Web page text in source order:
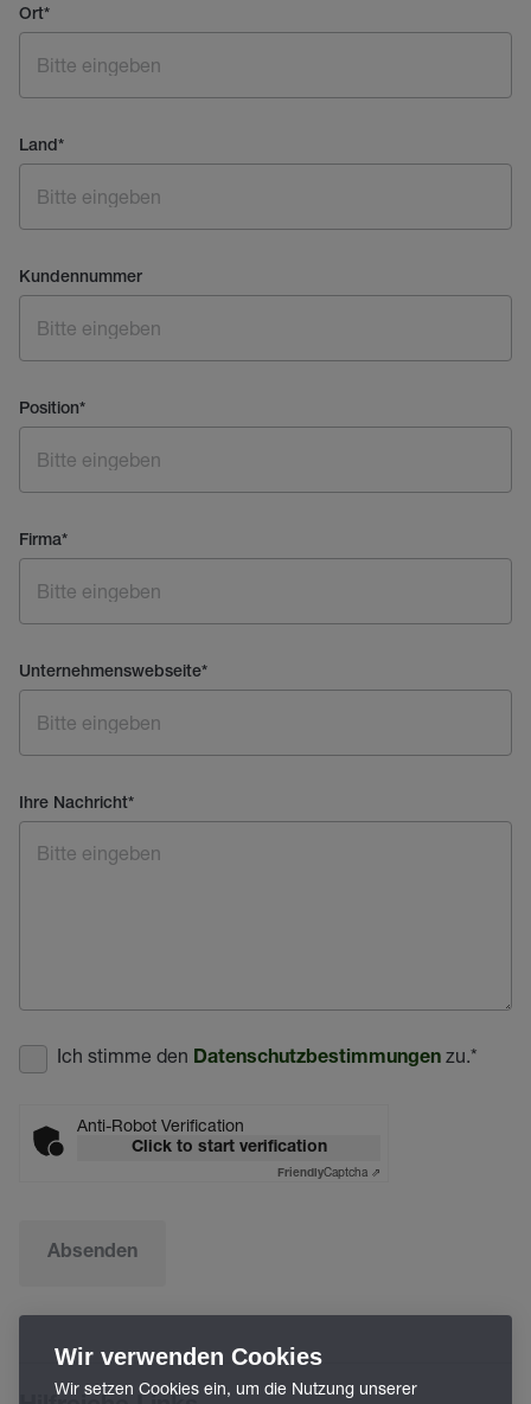
Ort*
Land*
Kundennummer
Position*
Firma*
Unternehmenswebseite*
Ihre Nachricht*
Ich stimme den Datenschutzbestimmungen zu.*
Anti-Robot Verification
Click to start verification
FriendlyCaptcha ⇗
Absenden
Wir verwenden Cookies
Wir setzen Cookies ein, um die Nutzung unserer